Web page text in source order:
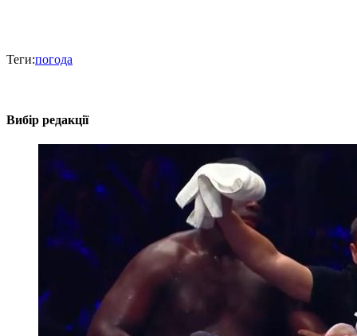
Теги:погода
Вибір редакції